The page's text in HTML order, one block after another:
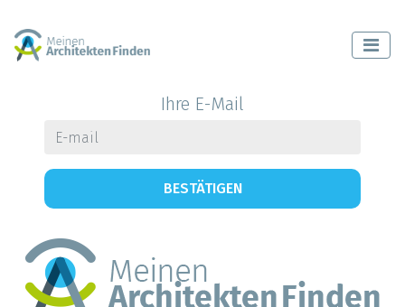
Ihre E-Mail
BESTÄTIGEN